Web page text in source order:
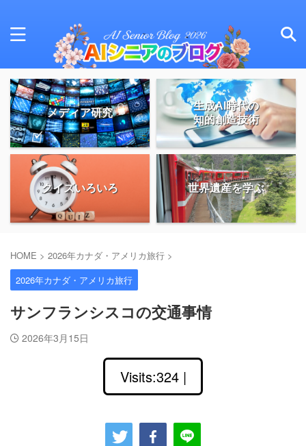
メディア研究
生成AI時代の
知的創造技術
クイズいろいろ 世界遺産を学ぶ
HOME > 2026年カナダ・アメリカ旅行 >
2026年カナダ・アメリカ旅行
サンフランシスコの交通事情
2026年3月15日
Visits:324 |